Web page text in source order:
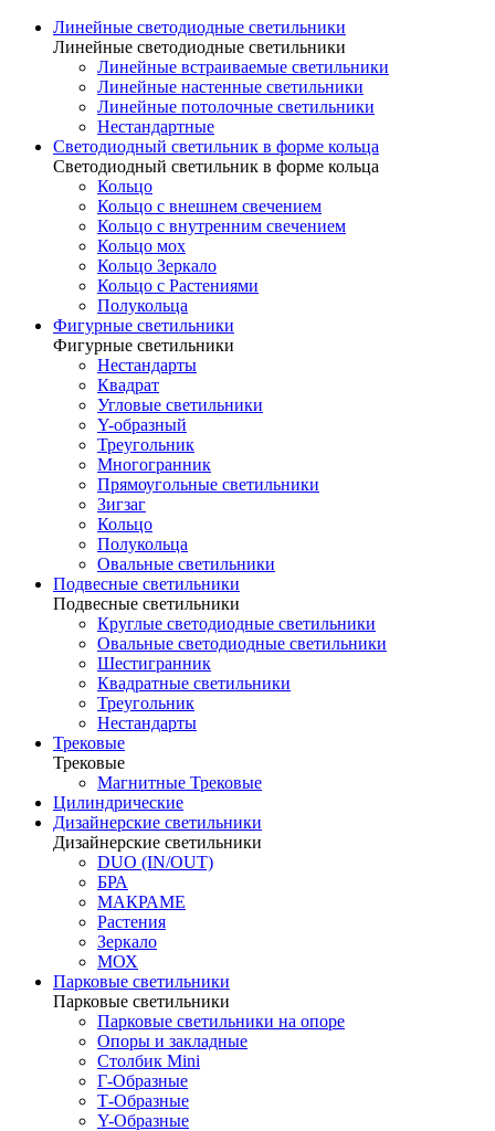
Линейные светодиодные светильники
Линейные светодиодные светильники
Линейные встраиваемые светильники
Линейные настенные светильники
Линейные потолочные светильники
Нестандартные
Светодиодный светильник в форме кольца
Светодиодный светильник в форме кольца
Кольцо
Кольцо с внешнем свечением
Кольцо с внутренним свечением
Кольцо мох
Кольцо Зеркало
Кольцо с Растениями
Полукольца
Фигурные светильники
Фигурные светильники
Нестандарты
Квадрат
Угловые светильники
Y-образный
Треугольник
Многогранник
Прямоугольные светильники
Зигзаг
Кольцо
Полукольца
Овальные светильники
Подвесные светильники
Подвесные светильники
Круглые светодиодные светильники
Овальные светодиодные светильники
Шестигранник
Квадратные светильники
Треугольник
Нестандарты
Трековые
Трековые
Магнитные Трековые
Цилиндрические
Дизайнерские светильники
Дизайнерские светильники
DUO (IN/OUT)
БРА
МАКРАМЕ
Растения
Зеркало
МОХ
Парковые светильники
Парковые светильники
Парковые светильники на опоре
Опоры и закладные
Столбик Mini
Г-Образные
Т-Образные
Y-Образные